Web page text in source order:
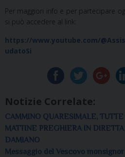
Per maggiori info e per partecipare
si può accedere al link:
https://www.youtube.com/
udatoSi
Notizie Correlate:
CAMMINO QUARESIMALE,
MATTINE PREGHIERA IN
DAMIANO
Messaggio del Vescovo monsignor